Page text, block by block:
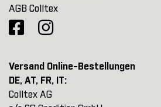
AGB Colltex
Versand Online-Bestellungen
DE, AT, FR, IT:
Colltex AG